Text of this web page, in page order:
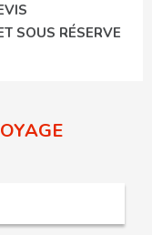
SOUS RÉSERVE